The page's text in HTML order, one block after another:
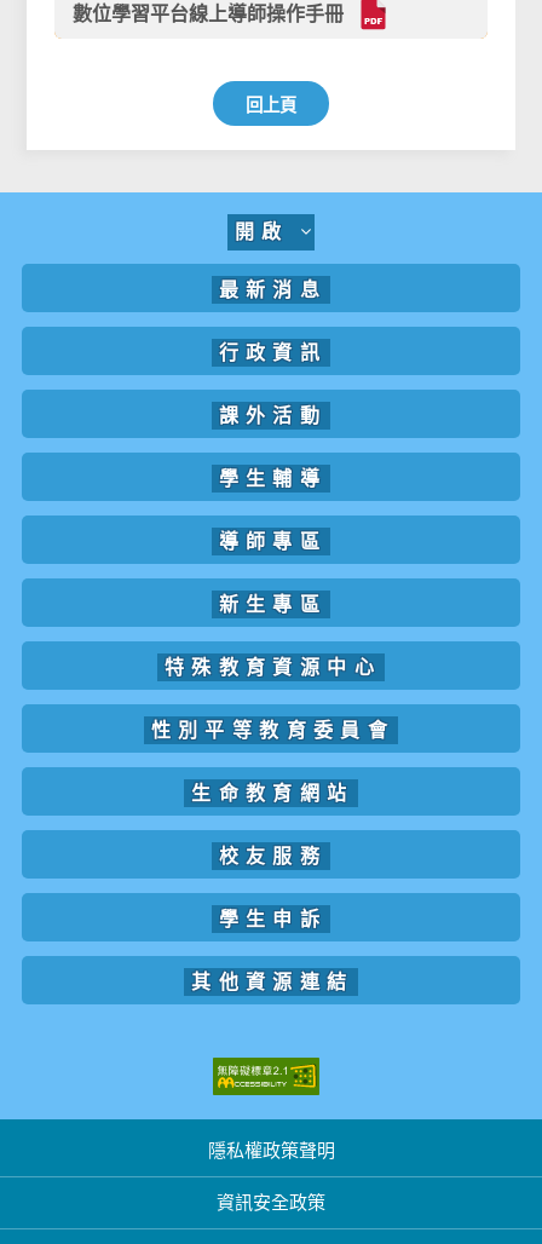
數位學習平台線上導師操作手冊
回上頁
開啟
最新消息
行政資訊
課外活動
學生輔導
導師專區
新生專區
特殊教育資源中心
性別平等教育委員會
生命教育網站
校友服務
學生申訴
其他資源連結
隱私權政策聲明
資訊安全政策